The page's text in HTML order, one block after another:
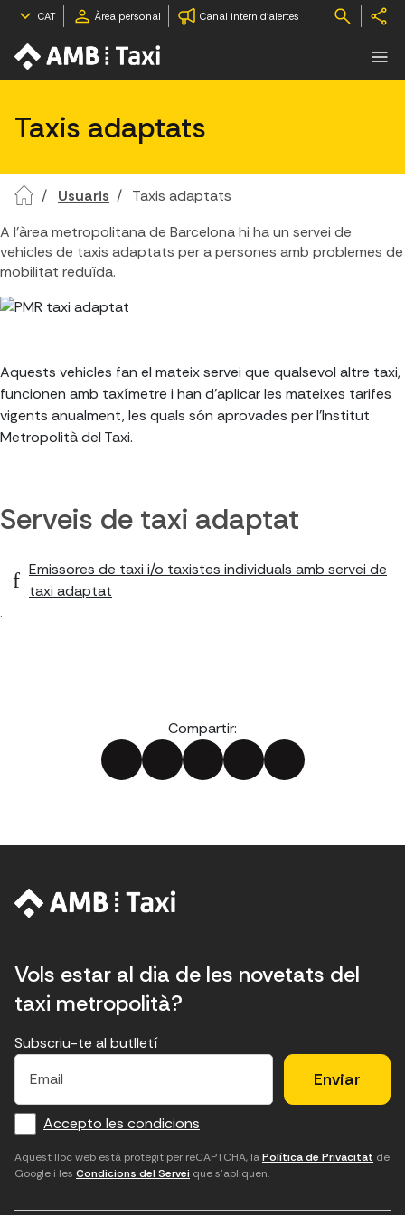
CAT Àrea personal Canal intern d'alertes
Taxis adaptats
Usuaris
Taxis adaptats
A l'àrea metropolitana de Barcelona hi ha un servei de
vehicles de taxis adaptats per a persones amb problemes de
mobilitat reduïda.
Aquests vehicles fan el mateix servei que qualsevol altre taxi,
funcionen amb taxímetre i han d'aplicar les mateixes tarifes
vigents anualment, les quals són aprovades per l'Institut
Metropolità del Taxi.
Serveis de taxi adaptat
Emissores de taxi i/o taxistes individuals amb servei de
taxi adaptat
.
Compartir:
Vols estar al dia de les novetats del
taxi metropolità?
E
f
o
r
m
E
c
a
m
p
H
u
d
'
a
×
Subscriu-te al butlletí
E
a
i
Accepto les condicions
Aquest lloc web està protegit per reCAPTCHA, laPolítica de Privacitat de
Google i les Condicions del Servei que s'apliquen.